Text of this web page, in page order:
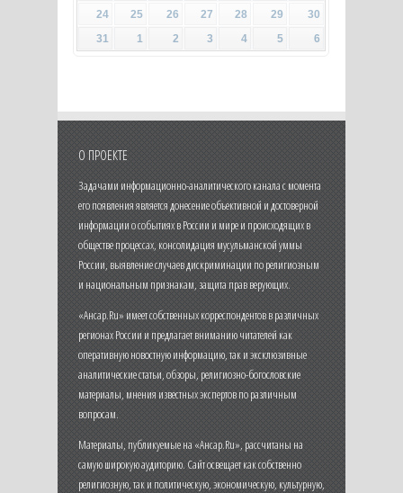
24
25 26 27 28 29
30
31
1 2 3 4 5 6
О ПРОЕКТЕ
Задачами информационно-аналитического канала с момента
его появления является донесение объективной и достоверной
информации о событиях в России и мире и происходящих в
обществе процессах, консолидация мусульманской уммы
России, выявление случаев дискриминации по религиозным
и национальным признакам, защита прав верующих.
«Ансар.Ru» имеет собственных корреспондентов в различных
регионах России и предлагает вниманию читателей как
оперативную новостную информацию, так и эксклюзивные
аналитические статьи, обзоры, религиозно-богословские
материалы, мнения известных экспертов по различным
вопросам.
Материалы, публикуемые на «Ансар.Ru», рассчитаны на
самую широкую аудиторию. Сайт освещает как собственно
религиозную, так и политическую, экономическую, культурную,